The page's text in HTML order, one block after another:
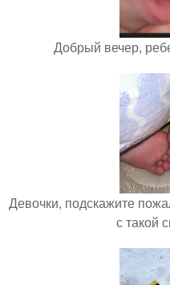
Добрый вечер,
Девочки, подскажите
с такой